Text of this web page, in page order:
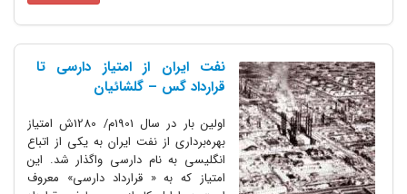
نفت ایران از امتیاز دارسی تا
قرارداد گس – گلشائیان
اولین بار در سال 1901م/ 1280ش امتیاز
بهره‌برداری از نفت ایران به یکی از اتباع
انگلیسی به نام دارسی واگذار شد. این
امتیاز که به « قرارداد دارسی» معروف